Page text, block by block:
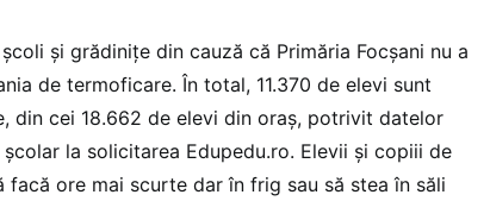
și grădinițe din cauză că Primăria Focșani nu a
de termoficare. În total, 11.370 de elevi sunt
din cei 18.662 de elevi din oraș, potrivit datelor
la solicitarea Edupedu.ro. Elevii și copiii de
ore mai scurte dar în frig sau să stea în săli